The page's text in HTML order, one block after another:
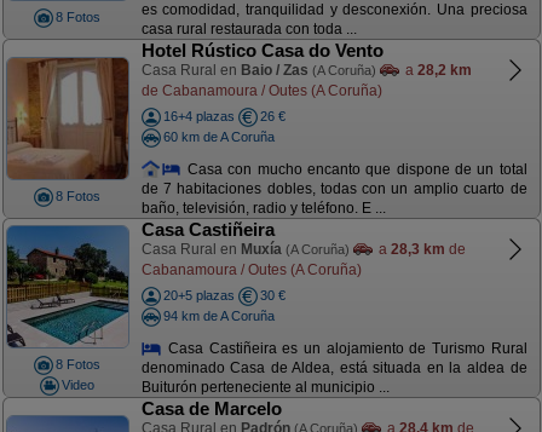
8 Fotos
es comodidad, tranquilidad y desconexión. Una preciosa
casa rural restaurada con toda ...
8 Fotos
Hotel Rústico Casa do Vento
Casa Rural en Baio / Zas (A Coruña) a 28,2 km
de Cabanamoura / Outes (A Coruña)
16+4 plazas
26 €
60 km de A Coruña
Casa con mucho encanto que dispone de un total
de 7 habitaciones dobles, todas con un amplio cuarto de
baño, televisión, radio y teléfono. E ...
8 Fotos
Video
Casa Castiñeira
Casa Rural en Muxía (A Coruña) a 28,3 km de
Cabanamoura / Outes (A Coruña)
20+5 plazas
30 €
94 km de A Coruña
Casa Castiñeira es un alojamiento de Turismo Rural
denominado Casa de Aldea, está situada en la aldea de
Buiturón perteneciente al municipio ...
Casa de Marcelo
Casa Rural en Padrón (A Coruña) a 28,4 km de